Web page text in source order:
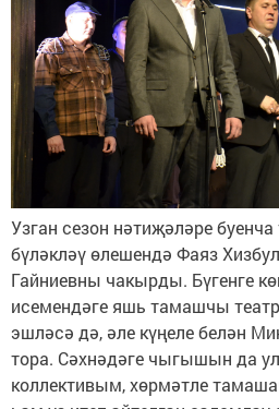
Узган сезон нәтиҗәләре
бүләкләү өлешендә Фаяз
Гайниевны чакырды. Бүгенге
исемендәге яшь тамашчы
эшләсә дә, әле күңеле белән
тора. Сәхнәдәге чыгышын да
коллективым, хөрмәтле